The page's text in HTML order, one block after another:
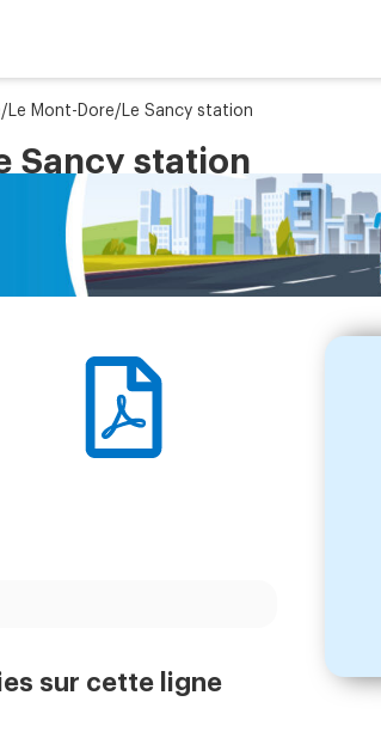
Le Mont-Dore/Le Sancy station
Sancy station
sur cette ligne